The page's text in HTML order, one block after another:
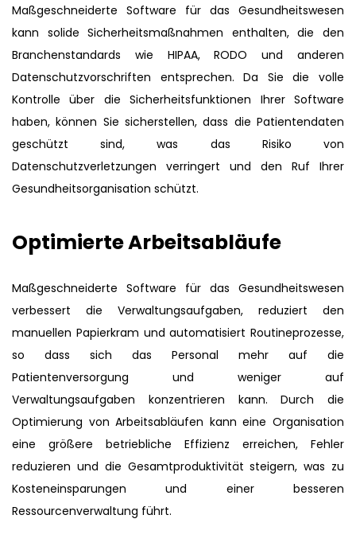
Maßgeschneiderte Software für das Gesundheitswesen
kann solide Sicherheitsmaßnahmen enthalten, die den
Branchenstandards wie HIPAA, RODO und anderen
Datenschutzvorschriften entsprechen. Da Sie die volle
Kontrolle über die Sicherheitsfunktionen Ihrer Software
haben, können Sie sicherstellen, dass die Patientendaten
geschützt sind, was das Risiko von
Datenschutzverletzungen verringert und den Ruf Ihrer
Gesundheitsorganisation schützt.
Optimierte Arbeitsabläufe
Maßgeschneiderte Software für das Gesundheitswesen
verbessert die Verwaltungsaufgaben, reduziert den
manuellen Papierkram und automatisiert Routineprozesse,
so dass sich das Personal mehr auf die
Patientenversorgung und weniger auf
Verwaltungsaufgaben konzentrieren kann. Durch die
Optimierung von Arbeitsabläufen kann eine Organisation
eine größere betriebliche Effizienz erreichen, Fehler
reduzieren und die Gesamtproduktivität steigern, was zu
Kosteneinsparungen und einer besseren
Ressourcenverwaltung führt.